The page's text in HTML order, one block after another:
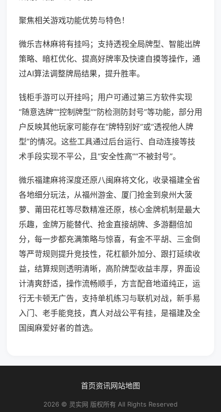
聚焦相关游戏功能优势与特色！
微乐吉林麻将有挂吗；支持透视全局牌型、智能出牌
策略、暗杠优化、提高好牌率及快速自摸等操作，通
过AI算法调整牌局结果，提升胜率。
钱柜手游可以开挂吗；用户可通过第三方软件实现
“随意选牌”“控制牌型”“防检测防封号”等功能，部分用
户反映其他玩家可能存在“牌特别好”或“透视他人牌
型”的情况。这些工具通过后台运行、自动连接等技
术手段实现不平公，且“安全性高”“不被封号”。
微乐福建麻将深度还原八闽麻将文化，收录福建全省
各地细分玩法，从福州游金、厦门抢金到泉州大菠
萝、莆田花杠等尽数精准还原，核心金牌机制是最大
乐趣，金牌万能替代、抢金直接胡牌、多游翻倍加
分，每一步都充满策略与惊喜，有金不平胡、三金倒
等严苛规则提升竞技性，花杠额外加分、跟打延续收
益，结算规则透明清晰，高阶牌型收益丰厚，界面设
计清爽舒适，操作流畅顺手，方言配音地道纯正，运
行无卡顿无广告，支持单机练习与联机对战，新手易
入门、老手能竞技，真人对战公平有挂，是福建及全
国闽麻爱好者的首选。
首页资讯网站地图
2026 © 灵实网 版权所有 All Rights Reserved